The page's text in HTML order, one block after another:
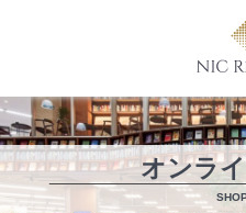
オンラ